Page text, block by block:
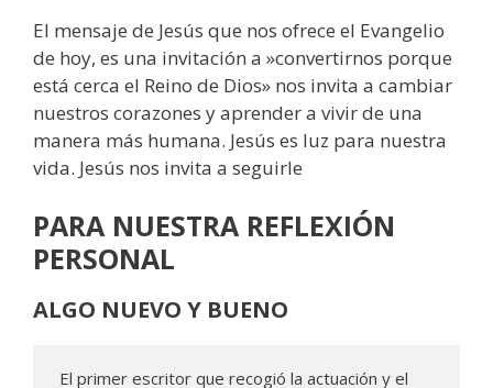
El mensaje de Jesús que nos ofrece el Evangelio
de hoy, es una invitación a »convertirnos porque
está cerca el Reino de Dios» nos invita a cambiar
nuestros corazones y aprender a vivir de una
manera más humana. Jesús es luz para nuestra
vida. Jesús nos invita a seguirle
PARA NUESTRA REFLEXIÓN
PERSONAL
ALGO NUEVO Y BUENO